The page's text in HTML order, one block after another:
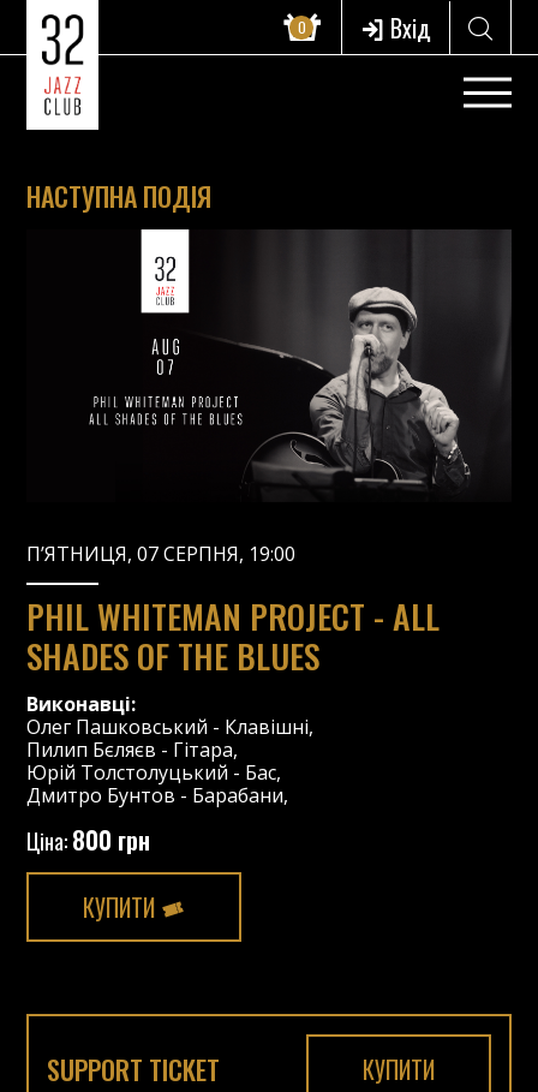
0 Вхід
НАСТУПНА ПОДІЯ
П’ЯТНИЦЯ, 07 СЕРПНЯ, 19:00
PHIL WHITEMAN PROJECT - ALL
SHADES OF THE BLUES
Виконавці:
Олег Пашковський - Клавішні,
Пилип Бєляєв - Гітара,
Юрій Толстолуцький - Бас,
Дмитро Бунтов - Барабани,
Ціна:800 грн
КУПИТИ
SUPPORT TICKET КУПИТИ